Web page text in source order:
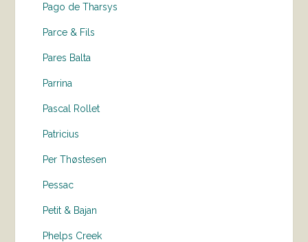
Pago de Tharsys
Parce & Fils
Pares Balta
Parrina
Pascal Rollet
Patricius
Per Thøstesen
Pessac
Petit & Bajan
Phelps Creek